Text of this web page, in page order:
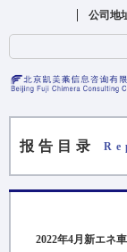
公司地
报告目录
2022年4月新エネ